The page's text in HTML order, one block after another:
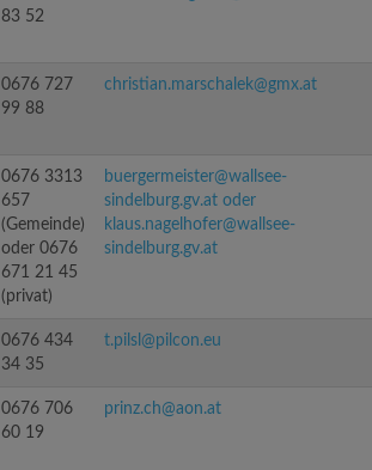
83 52
0676 727
99 88
christian.marschalek@gmx.at
0676 3313
657
(Gemeinde)
oder 0676
671 21 45
(privat)
buergermeister@wallsee-
sindelburg.gv.at oder
klaus.nagelhofer@wallsee-
sindelburg.gv.at
0676 434
34 35
t.pilsl@pilcon.eu
0676 706
60 19
prinz.ch@aon.at